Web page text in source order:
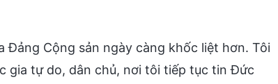
Đảng Cộng sản ngày càng khốc liệt hơn. Tôi
gia tự do, dân chủ, nơi tôi tiếp tục tin Đức